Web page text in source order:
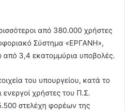
από 380.000 χρήστες
Σύστημα «ΕΡΓΑΝΗ»,
3,4 εκατομμύρια υποβολές.
του υπουργείου, κατά το
ενεργοί χρήστες του Π.Σ.
στελέχη φορέων της